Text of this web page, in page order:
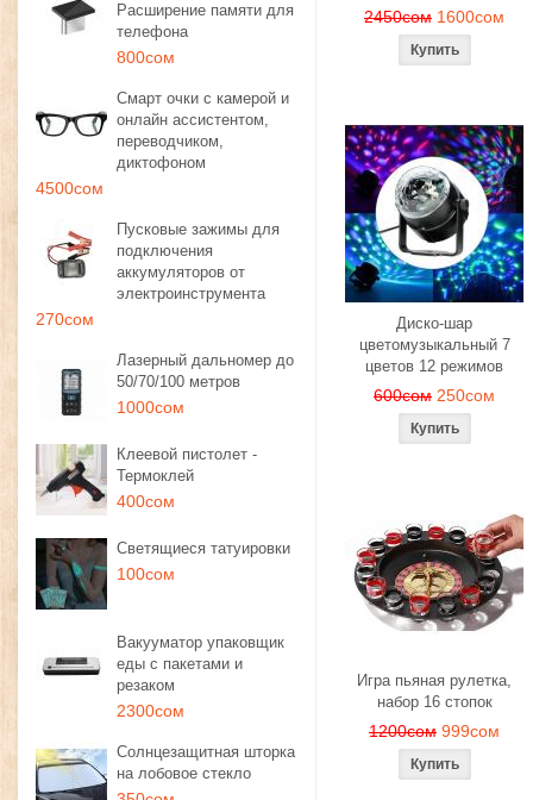
Расширение памяти для
телефона
800сом
Смарт очки с камерой и
онлайн ассистентом,
переводчиком,
диктофоном
4500сом
Пусковые зажимы для
подключения
аккумуляторов от
электроинструмента
270сом
Лазерный дальномер до
50/70/100 метров
1000сом
Клеевой пистолет -
Термоклей
400сом
Светящиеся татуировки
100сом
Вакууматор упаковщик
еды с пакетами и
резаком
2300сом
Солнцезащитная шторка
на лобовое стекло
2450сом 1600сом
Диско-шар
цветомузыкальный 7
цветов 12 режимов
600сом 250сом
Игра пьяная рулетка,
набор 16 стопок
1200сом 999сом